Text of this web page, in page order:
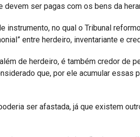
ser pagas com os bens da
instrumento, no qual o Tribunal
entre herdeiro, inventariante e
de herdeiro, é também credor de
que, por ele acumular essas
ser afastada, já que existem